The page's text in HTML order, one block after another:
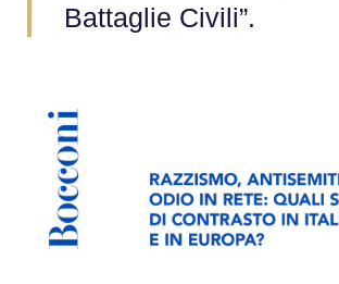
Battaglie Civili”.